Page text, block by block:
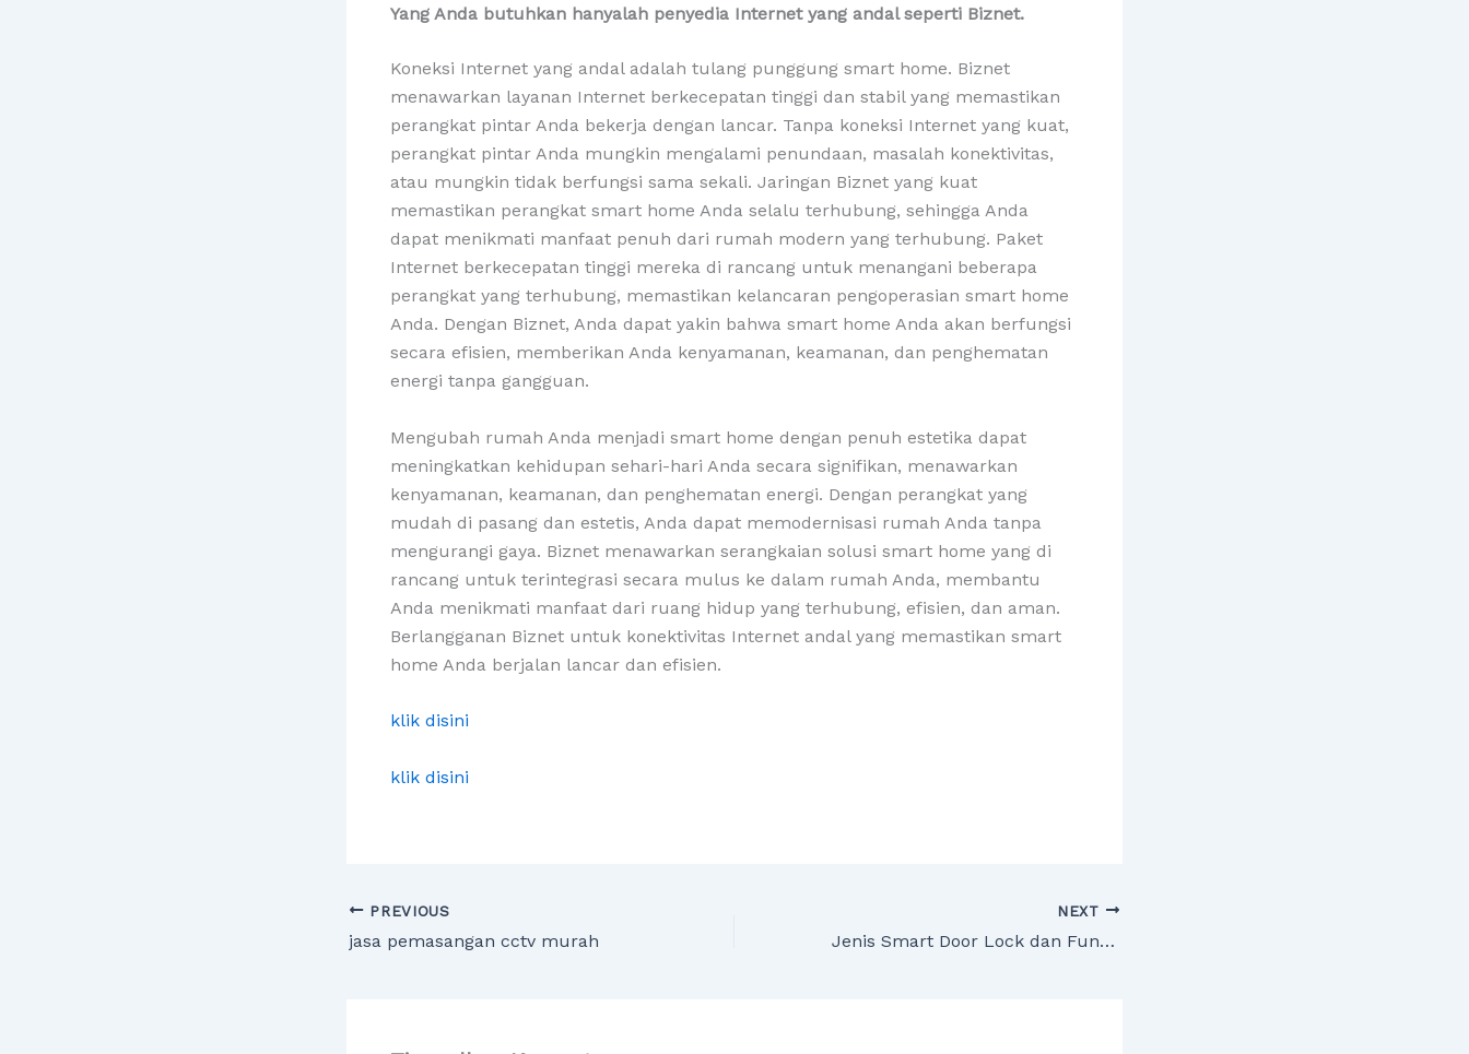
Yang Anda butuhkan hanyalah penyedia Internet yang andal seperti Biznet.
Koneksi Internet yang andal adalah tulang punggung smart home. Biznet
menawarkan layanan Internet berkecepatan tinggi dan stabil yang memastikan
perangkat pintar Anda bekerja dengan lancar. Tanpa koneksi Internet yang kuat,
perangkat pintar Anda mungkin mengalami penundaan, masalah konektivitas,
atau mungkin tidak berfungsi sama sekali. Jaringan Biznet yang kuat
memastikan perangkat smart home Anda selalu terhubung, sehingga Anda
dapat menikmati manfaat penuh dari rumah modern yang terhubung. Paket
Internet berkecepatan tinggi mereka di rancang untuk menangani beberapa
perangkat yang terhubung, memastikan kelancaran pengoperasian smart home
Anda. Dengan Biznet, Anda dapat yakin bahwa smart home Anda akan berfungsi
secara efisien, memberikan Anda kenyamanan, keamanan, dan penghematan
energi tanpa gangguan.
Mengubah rumah Anda menjadi smart home dengan penuh estetika dapat
meningkatkan kehidupan sehari-hari Anda secara signifikan, menawarkan
kenyamanan, keamanan, dan penghematan energi. Dengan perangkat yang
mudah di pasang dan estetis, Anda dapat memodernisasi rumah Anda tanpa
mengurangi gaya. Biznet menawarkan serangkaian solusi smart home yang di
rancang untuk terintegrasi secara mulus ke dalam rumah Anda, membantu
Anda menikmati manfaat dari ruang hidup yang terhubung, efisien, dan aman.
Berlangganan Biznet untuk konektivitas Internet andal yang memastikan smart
home Anda berjalan lancar dan efisien.
klik disini
klik disini
PREVIOUS
jasa pemasangan cctv murah
NEXT
Jenis Smart Door Lock dan Fungsinya